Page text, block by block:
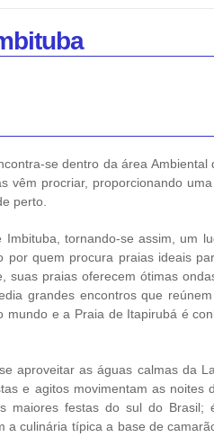
se dentro da área
vêm procriar, proporcionando
perto.
tornando-se assim, um
por quem procura praias ideais
suas praias oferecem ótimas
grandes encontros que
mundo e a Praia de Itapirubá é
aproveitar as águas calmas da
e agitos movimentam as noites
maiores festas do sul do Brasil;
a culinária típica a base de